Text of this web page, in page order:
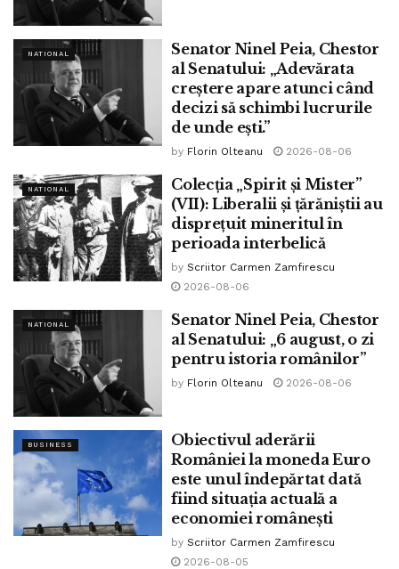
Tags: ninel peia
NATIONAL
Senator Ninel Peia, Chestor
al Senatului: „Adevărata
creștere apare atunci când
decizi să schimbi lucrurile
de unde ești.”
by Florin Olteanu 2026-08-06
NATIONAL
Colecția „Spirit și Mister”
(VII): Liberalii și țărăniștii au
disprețuit mineritul în
perioada interbelică
by Scriitor Carmen Zamfirescu
2026-08-06
NATIONAL
Senator Ninel Peia, Chestor
al Senatului: „6 august, o zi
pentru istoria românilor”
by Florin Olteanu 2026-08-06
BUSINESS
Obiectivul aderării
României la moneda Euro
este unul îndepărtat dată
fiind situația actuală a
economiei românești
by Scriitor Carmen Zamfirescu
2026-08-05